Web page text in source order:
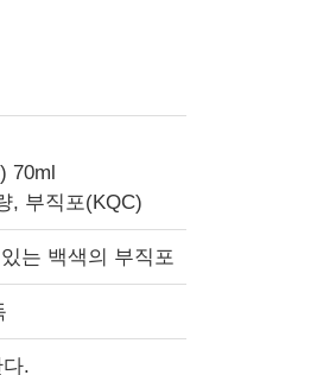
70ml
, 부직포(KQC)
는 백색의 부직포
.